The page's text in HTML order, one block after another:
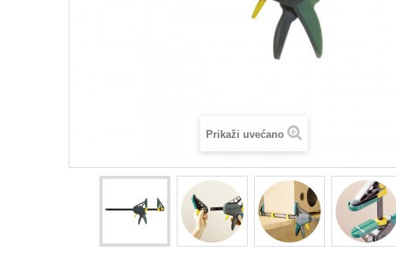
Prikaži uvećano